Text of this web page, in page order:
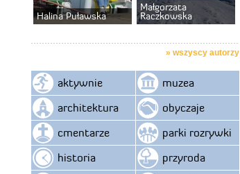
Halina Puławska
Małgorzata
Raczkowska
» wszyscy autorzy
aktywnie
architektura
cmentarze
historia
muzea
obyczaje
parki rozrywki
przyroda